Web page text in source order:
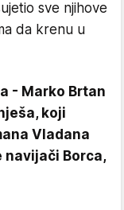
sve njihove
da krenu u
- Marko Brtan
koji
Vladana
navijači Borca,